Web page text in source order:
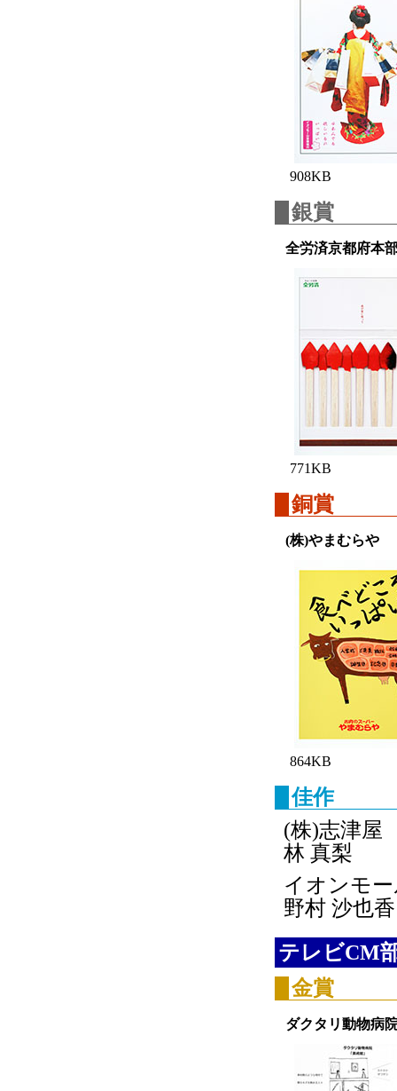
908KB
銀賞
全労済京都府本
771KB
銅賞
(株)やまむらや
864KB
佳作
(株)志津屋
林 真梨
イオンモ
野村 沙也香
テレビCM
金賞
ダクタリ動物病